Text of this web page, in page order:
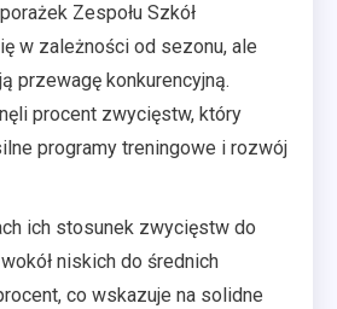
Zespołu Szkół
w zależności od sezonu, ale
przewagę konkurencyjną.
procent zwycięstw, który
programy treningowe i rozwój
ich stosunek zwycięstw do
niskich do średnich
co wskazuje na solidne